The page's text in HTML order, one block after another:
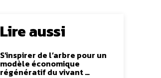
Lire aussi
S’inspirer de l’arbre pour un
modèle économique
régénératif du vivant …